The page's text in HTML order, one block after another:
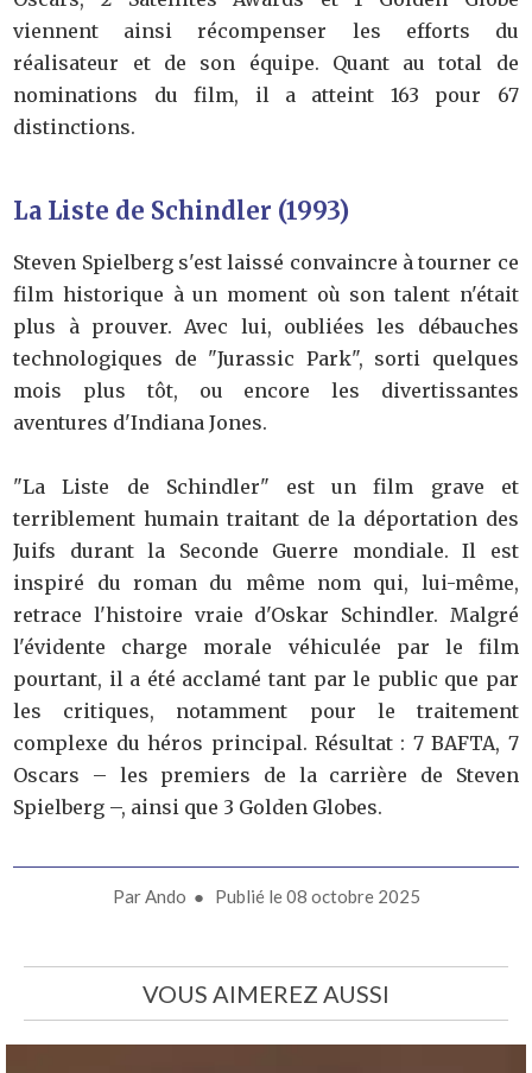
viennent ainsi récompenser les efforts du
réalisateur et de son équipe. Quant au total de
nominations du film, il a atteint 163 pour 67
distinctions.
La Liste de Schindler (1993)
Steven Spielberg s'est laissé convaincre à tourner ce
film historique à un moment où son talent n'était
plus à prouver. Avec lui, oubliées les débauches
technologiques de "Jurassic Park", sorti quelques
mois plus tôt, ou encore les divertissantes
aventures d'Indiana Jones.
"La Liste de Schindler" est un film grave et
terriblement humain traitant de la déportation des
Juifs durant la Seconde Guerre mondiale. Il est
inspiré du roman du même nom qui, lui-même,
retrace l'histoire vraie d'Oskar Schindler. Malgré
l'évidente charge morale véhiculée par le film
pourtant, il a été acclamé tant par le public que par
les critiques, notamment pour le traitement
complexe du héros principal. Résultat : 7 BAFTA, 7
Oscars – les premiers de la carrière de Steven
Spielberg –, ainsi que 3 Golden Globes.
ParAndo ● Publié le08 octobre 2025
VOUS AIMEREZ AUSSI